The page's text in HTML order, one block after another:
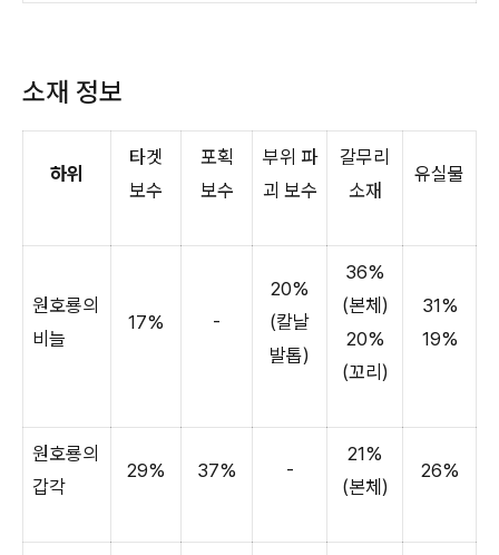
소재 정보
하위
타겟
보수
포획
보수
부위 파
괴 보수
갈무리
소재
유실물
원호룡의
비늘
17% -
20%
(칼날
발톱)
36%
(본체)
20%
(꼬리)
31%
19%
원호룡의
갑각
29% 37% -
21%
(본체)
26%